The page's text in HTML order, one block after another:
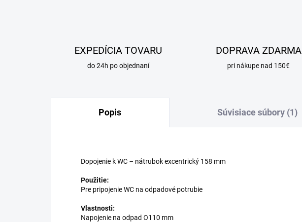
EXPEDÍCIA TOVARU
do 24h po objednaní
DOPRAVA ZDARMA
pri nákupe nad 150€
Popis Súvisiace súbory (1)
Dopojenie k WC – nátrubok excentrický 158 mm
Použitie:
Pre pripojenie WC na odpadové potrubie
Vlastnosti:
Napojenie na odpad O110 mm